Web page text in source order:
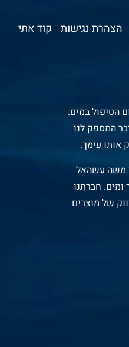
הצהרת נגישות קוד אתי
הטיפול במים.
אותו עימך.
ומים. חברתנו
של מוצרים